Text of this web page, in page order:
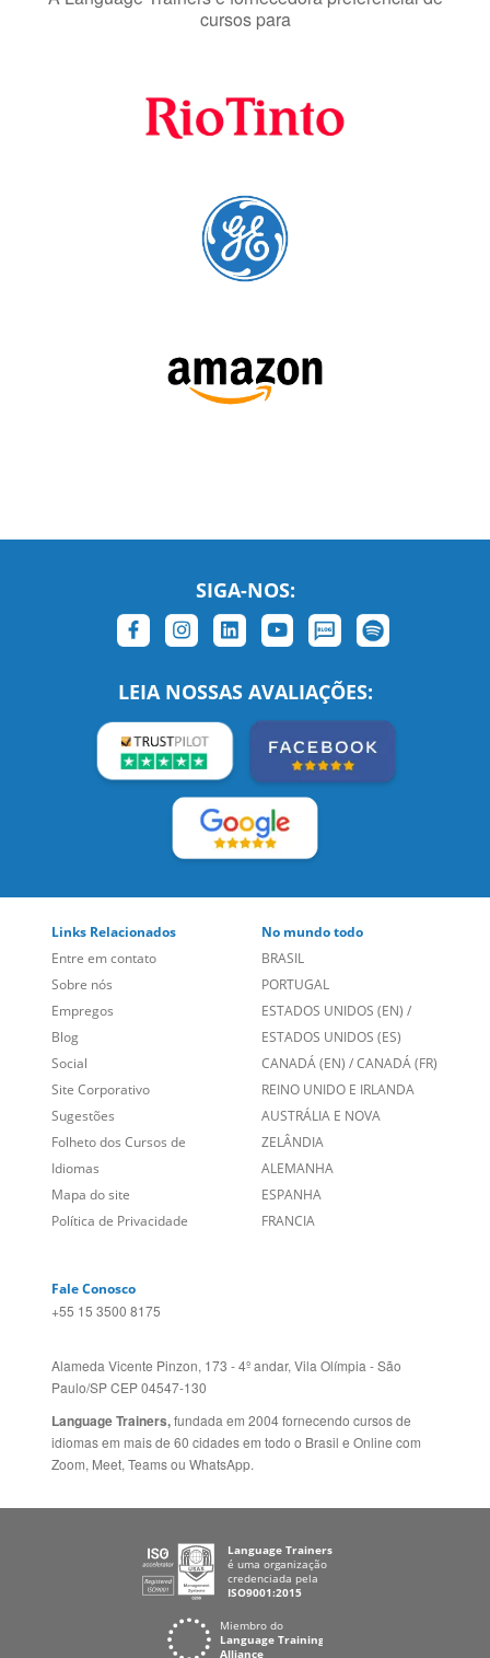
Fornecedores
A Language Trainers é fornecedora preferencial de
cursos para
SIGA-NOS:
LEIA NOSSAS AVALIAÇÕES:
Links Relacionados
Entre em contato
Sobre nós
Empregos
Blog
Social
Site Corporativo
Sugestões
Mapa do site
No mundo todo
BRASIL
PORTUGAL
ESTADOS UNIDOS (EN)
ESTADOS UNIDOS (ES)
CANADÁ (EN)
REINO UNIDO E IRLANDA
AUSTRÁLIA E NOVA
Fale Conosco
+55 15 3500 8175
Alameda Vicente Pinzon, 173 - 4º andar, Vila Olímpia - São
idiomas em mais de 60 cidades em todo o Brasil e Online com
Zoom, Meet, Teams ou WhatsApp.